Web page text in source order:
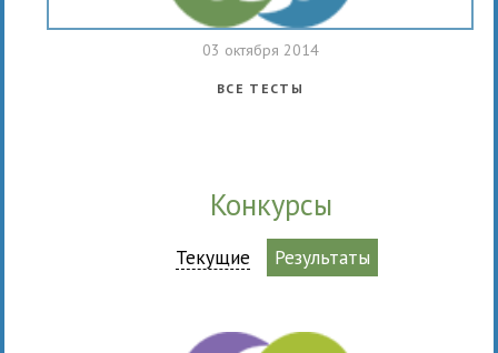
03 октября 2014
ВСЕ ТЕСТЫ
Конкурсы
Текущие Результаты